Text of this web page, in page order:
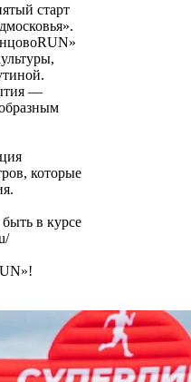
старт
—
которые
в курсе